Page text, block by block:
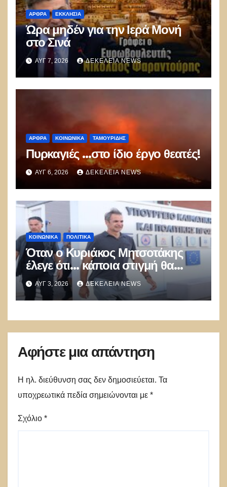
ΑΡΘΡΑ ΕΚΚΛΗΣΊΑ
Ώρα μηδέν για την Ιερά Μονή
στο Σινά
ΑΥΓ 7, 2026 ΔΕΚΈΛΕΙΑ NEWS
ΑΡΘΡΑ ΚΟΙΝΩΝΙΚΑ ΤΑΜΟΥΡΊΔΗΣ
Πυρκαγιές …στο ίδιο έργο θεατές!
ΑΥΓ 6, 2026 ΔΕΚΈΛΕΙΑ NEWS
ΚΟΙΝΩΝΙΚΑ ΠΟΛΙΤΙΚΑ
Όταν ο Κυριάκος Μητσοτάκης
έλεγε ότι… κάποια στιγμή θα
καούν τα δάση
ΑΥΓ 3, 2026 ΔΕΚΈΛΕΙΑ NEWS
Αφήστε μια απάντηση
Η ηλ. διεύθυνση σας δεν δημοσιεύεται. Τα
υποχρεωτικά πεδία σημειώνονται με *
Σχόλιο *